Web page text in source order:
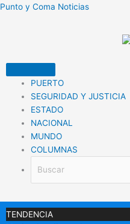
Ir
Punto y Coma Noticias
PUERTO
SEGURIDAD Y JUSTICIA
ESTADO
NACIONAL
MUNDO
COLUMNAS
TENDENCIA